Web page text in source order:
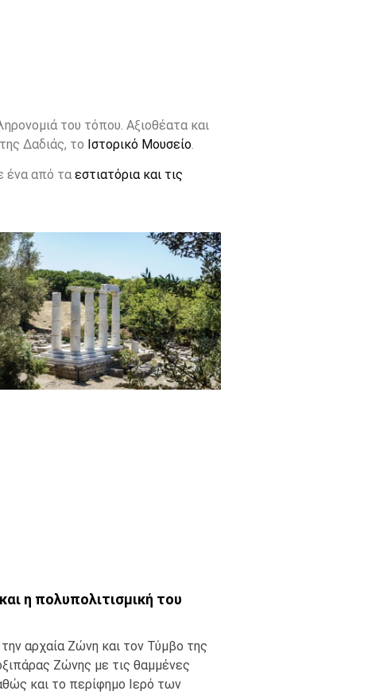
του τόπου. Αξιοθέατα και
Δαδιάς, το Ιστορικό Μουσείο.
ένα από τα εστιατόρια και τις
η πολυπολιτισμική του
αρχαία Ζώνη και τον Τύμβο της
Ζώνης με τις θαμμένες
και το περίφημο Ιερό των